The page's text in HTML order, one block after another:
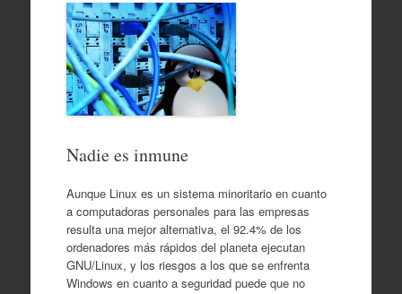
Nadie es inmune
Aunque Linux es un sistema minoritario en cuanto
a computadoras personales para las empresas
resulta una mejor alternativa, el 92.4% de los
ordenadores más rápidos del planeta ejecutan
GNU/Linux, y los riesgos a los que se enfrenta
Windows en cuanto a seguridad puede que no